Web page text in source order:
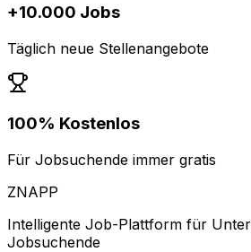
+10.000 Jobs
Täglich neue Stellenangebote
100% Kostenlos
Für Jobsuchende immer gratis
ZNAPP
Intelligente Job-Plattform für
Jobsuchende